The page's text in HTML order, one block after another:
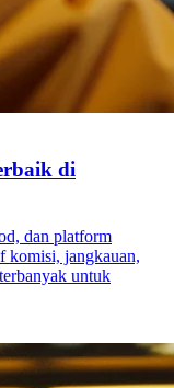
di
dan platform
komisi, jangkauan,
untuk